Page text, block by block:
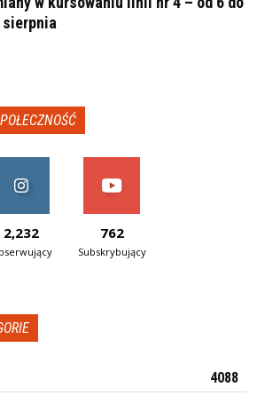
sierpnia
2,232 762
Subskrybujący
4088